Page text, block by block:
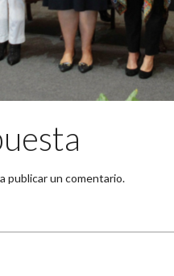
publicar un comentario.